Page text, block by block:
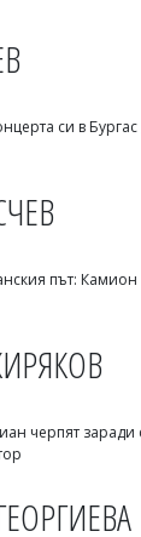
КИДЕРОВА
сертификат
си в
път: Камион
черпят заради